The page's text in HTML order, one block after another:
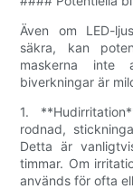
Även om LED-
säkra, kan
maskerna inte
biverkningar är
1.
rodnad,
Detta är
timmar. Om
används för ofta